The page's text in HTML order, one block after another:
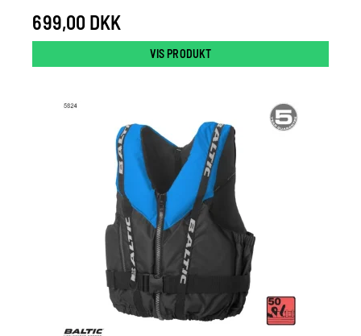
699,00 DKK
VIS PRODUKT